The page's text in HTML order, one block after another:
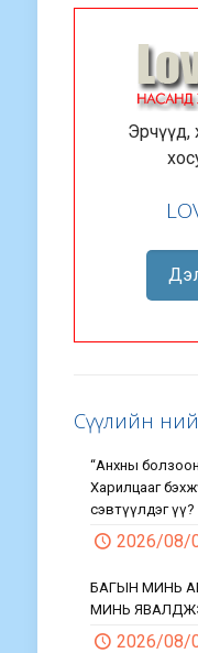
Эрчүүд,
Сүүлийн
“Анхны
Харилцааг
сэвтүүлдэг
2026/08/
БАГЫН МИНЬ
МИНЬ
2026/08/